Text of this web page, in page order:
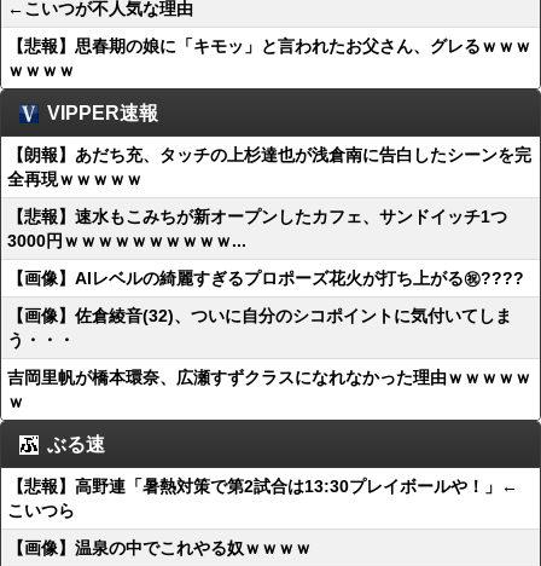
←こいつが不人気な理由
【悲報】思春期の娘に「キモッ」と言われたお父さん、グレるｗｗｗ
ｗｗｗｗ
VIPPER速報
【朗報】あだち充、タッチの上杉達也が浅倉南に告白したシーンを完
全再現ｗｗｗｗｗ
【悲報】速水もこみちが新オープンしたカフェ、サンドイッチ1つ
3000円ｗｗｗｗｗｗｗｗｗｗ...
【画像】AIレベルの綺麗すぎるプロポーズ花火が打ち上がる㊗????
【画像】佐倉綾音(32)、ついに自分のシコポイントに気付いてしま
う・・・
吉岡里帆が橋本環奈、広瀬すずクラスになれなかった理由ｗｗｗｗｗ
ｗ
ぶる速
【悲報】高野連「暑熱対策で第2試合は13:30プレイボールや！」←
こいつら
【画像】温泉の中でこれやる奴ｗｗｗｗ